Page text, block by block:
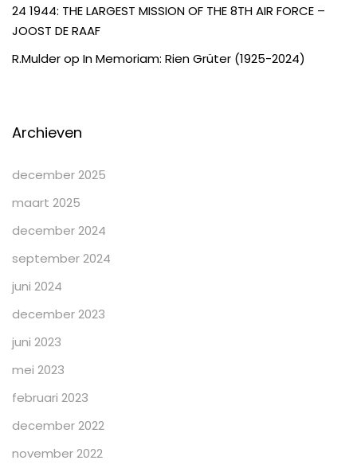
24 1944: THE LARGEST MISSION OF THE 8TH AIR FORCE –
JOOST DE RAAF
R.Mulderop In Memoriam: Rien Grüter (1925-2024)
Archieven
december 2025
maart 2025
december 2024
september 2024
juni 2024
december 2023
juni 2023
mei 2023
februari 2023
december 2022
november 2022